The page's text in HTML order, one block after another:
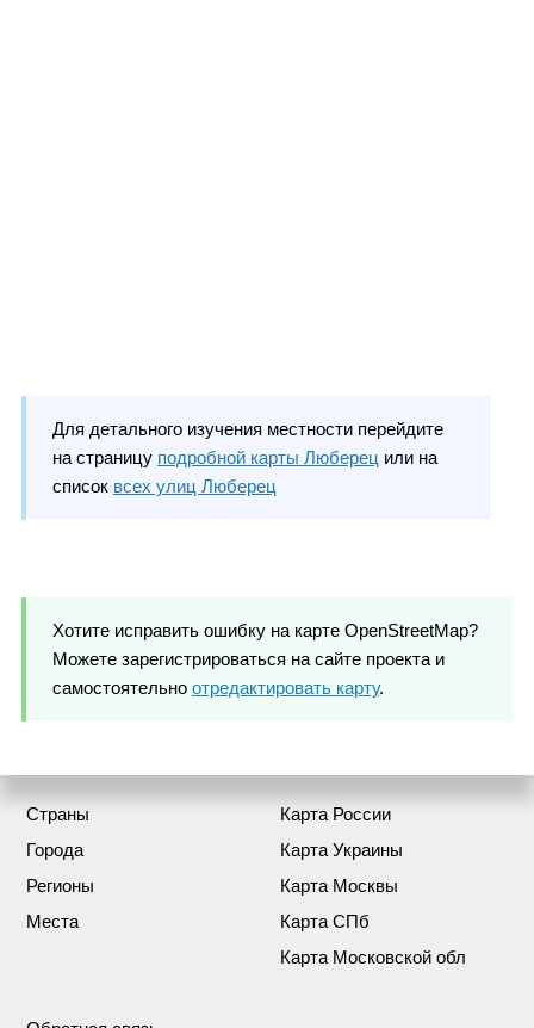
Для детального изучения местности перейдите
на страницу подробной карты Люберец или на
список всех улиц Люберец
Хотите исправить ошибку на карте OpenStreetMap?
Можете зарегистрироваться на сайте проекта и
самостоятельно отредактировать карту.
Страны
Города
Регионы
Места
Карта России
Карта Украины
Карта Москвы
Карта СПб
Карта Московской обл